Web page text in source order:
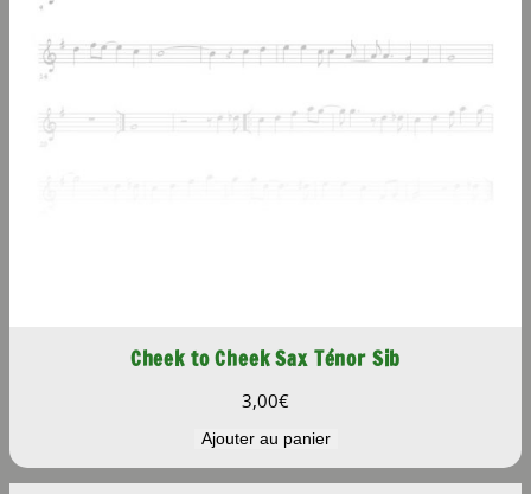
Cheek to Cheek Sax Ténor Sib
3,00€
Ajouter au panier